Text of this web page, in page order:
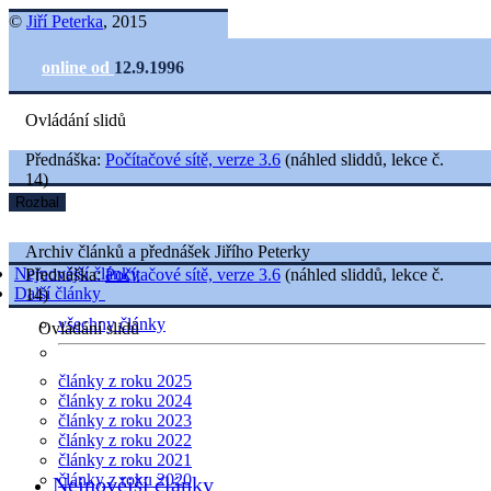
© Jiří Peterka, 2015
online od 12.9.1996
Ovládání slidů
Nejnovější články
Další články
všechny články
články z roku 2025
články z roku 2024
články z roku 2023
články z roku 2022
články z roku 2021
články z roku 2020
Přednáška: Počítačové sítě, verze 3.6 (náhled sliddů, lekce č.
14)
Rozbal
Archiv článků a přednášek Jiřího Peterky
Přednáška:Počítačové sítě, verze 3.6 (náhled sliddů, lekce č.
14)
Ovládání slidů
Nejnovější články